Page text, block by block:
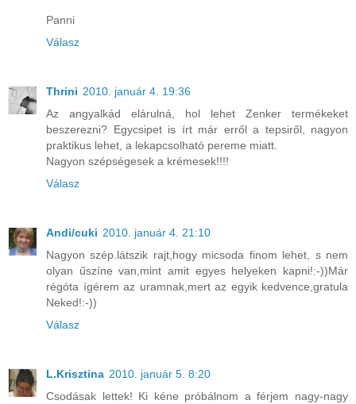
Panni
Válasz
Thrini 2010. január 4. 19:36
Az angyalkád elárulná, hol lehet Zenker termékeket
beszerezni? Egycsipet is írt már erről a tepsiről, nagyon
praktikus lehet, a lekapcsolható pereme miatt.
Nagyon szépségesek a krémesek!!!!
Válasz
Andi/cuki 2010. január 4. 21:10
Nagyon szép.látszik rajt,hogy micsoda finom lehet, s nem
olyan űszíne van,mint amit egyes helyeken kapni!:-))Már
régóta ígérem az uramnak,mert az egyik kedvence,gratula
Neked!:-))
Válasz
L.Krisztina 2010. január 5. 8:20
Csodásak lettek! Ki kéne próbálnom a férjem nagy-nagy